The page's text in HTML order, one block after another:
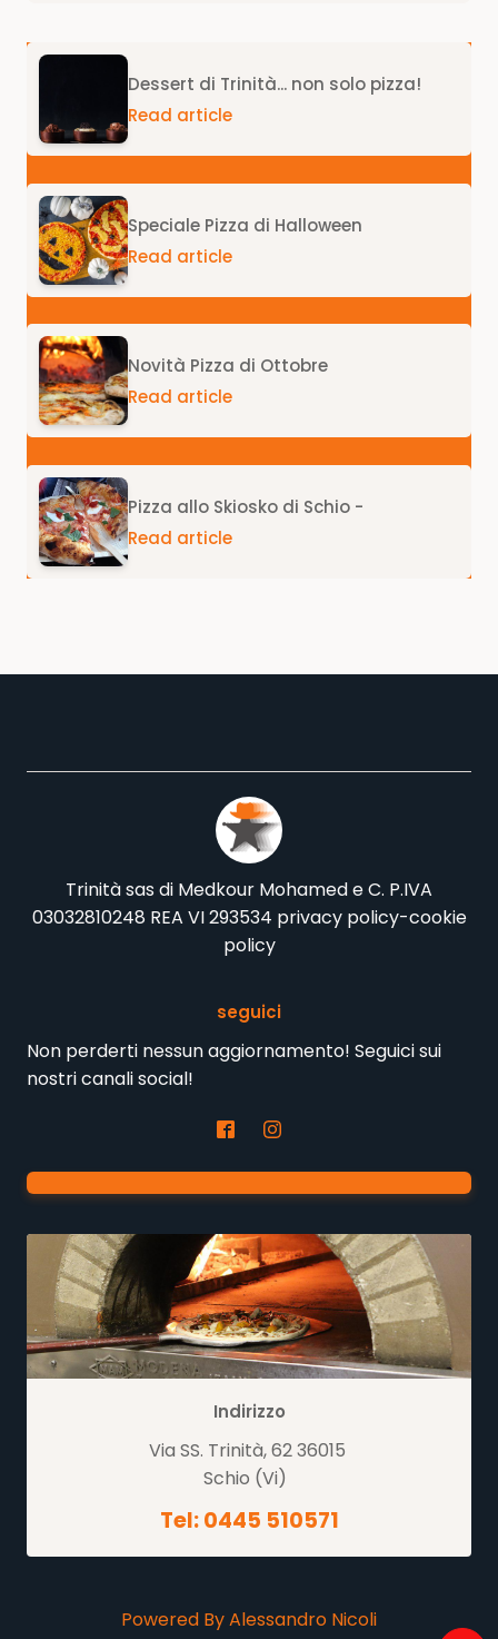
Dessert di Trinità... non solo pizza!
Read article
Speciale Pizza di Halloween
Read article
Novità Pizza di Ottobre
Read article
Pizza allo Skiosko di Schio -
Read article
Trinità sas di Medkour Mohamed e C. P.IVA
03032810248 REA VI 293534 privacy policy-cookie
policy
seguici
Non perderti nessun aggiornamento! Seguici sui
nostri canali social!
Indirizzo
Via SS. Trinità, 62 36015
Schio (Vi)
Tel: 0445 510571
Powered By Alessandro Nicoli